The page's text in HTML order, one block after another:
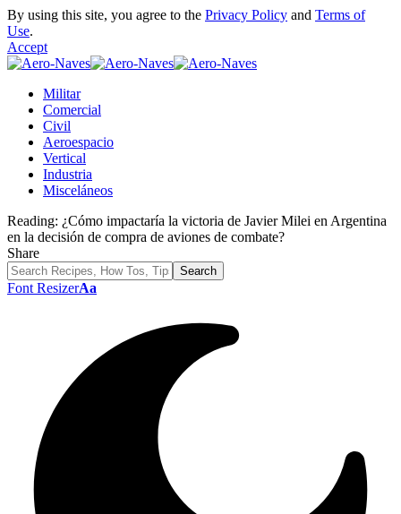
By using this site, you agree to the Privacy Policy and Terms of
Use.
Accept
Militar
Comercial
Civil
Aeroespacio
Vertical
Industria
Misceláneos
Reading: ¿Cómo impactaría la victoria de Javier Milei en Argentina
en la decisión de compra de aviones de combate?
Share
Font ResizerAa